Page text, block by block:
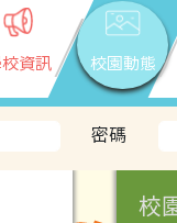
資訊 校園動態
密碼
校